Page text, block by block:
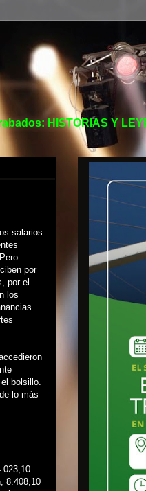
HISTORIAS Y
salarios
por
por el
los
bolsillo.
lo más
8.408,10